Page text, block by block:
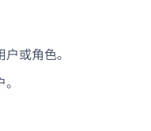
或角色。